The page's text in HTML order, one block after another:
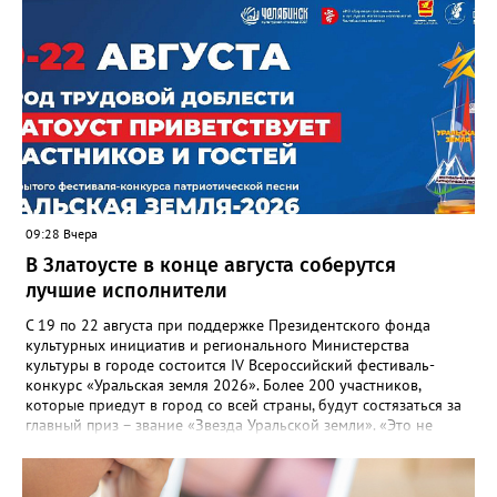
несвоевременно приняли меры для предотвращения
“перемерзания” общей домовой тепловой сети
многоквартирного дома, отсутствовало взаимодействие с
ресурсоснабжающей организацией, ЕДДС и иными службами»,
— сообщила начальник Главного управления ГЖИ Ирина
Настенко. В следующий раз, рекомендовали в
Госжилинспекции, службы должны действовать слаженно. И
оперативно делиться информацией со всеми
заинтересованными – от поставщика тепла до конечных
потребителей.
09:28 Вчера
В Златоусте в конце августа соберутся
лучшие исполнители
С 19 по 22 августа при поддержке Президентского фонда
культурных инициатив и регионального Министерства
культуры в городе состоится IV Всероссийский фестиваль-
конкурс «Уральская земля 2026». Более 200 участников,
которые приедут в город со всей страны, будут состязаться за
главный приз – звание «Звезда Уральской земли». «Это не
прослушивания участников, мастер-классы от ведущих
наставников, выступления победителей прошлых лет и